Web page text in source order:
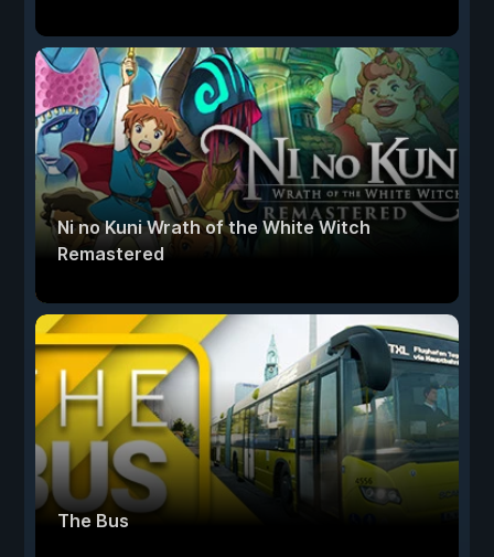
Ni no Kuni Wrath of the White Witch
Remastered
The Bus